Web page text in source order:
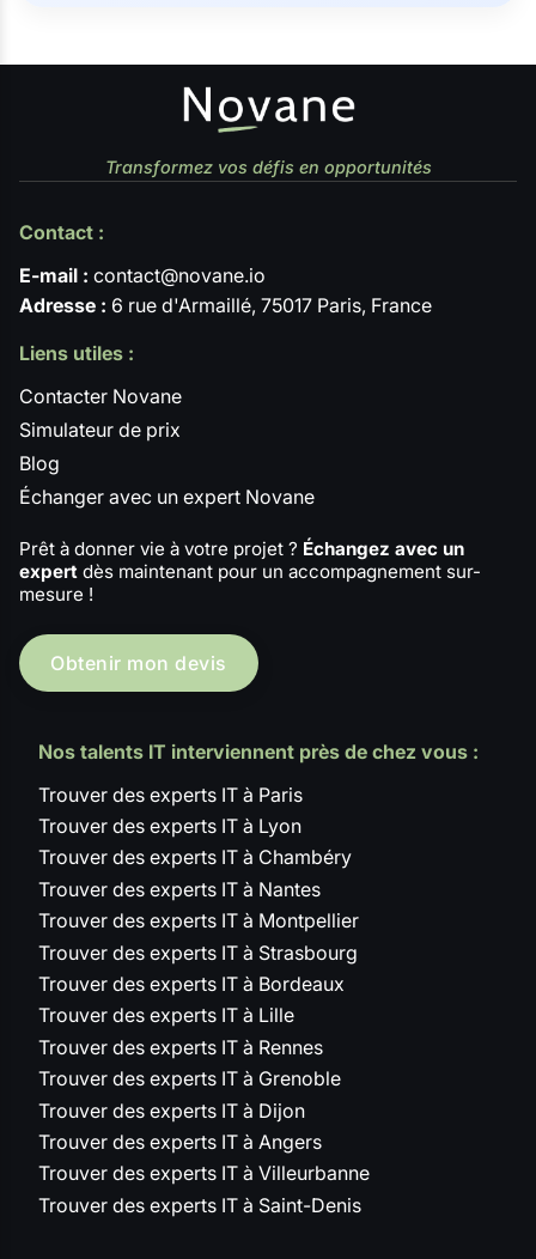
Transformez vos défis en opportunités
Contact :
E-mail : contact@novane.io
Adresse : 6 rue d'Armaillé, 75017 Paris, France
Liens utiles :
Contacter Novane
Simulateur de prix
Blog
Échanger avec un expert Novane
Prêt à donner vie à votre projet ? Échangez avec un
expert dès maintenant pour un accompagnement sur-
mesure !
Obtenir mon devis
Nos talents IT interviennent près de chez vous :
Trouver des experts IT à Paris
Trouver des experts IT à Lyon
Trouver des experts IT à Chambéry
Trouver des experts IT à Nantes
Trouver des experts IT à Montpellier
Trouver des experts IT à Strasbourg
Trouver des experts IT à Bordeaux
Trouver des experts IT à Lille
Trouver des experts IT à Rennes
Trouver des experts IT à Grenoble
Trouver des experts IT à Dijon
Trouver des experts IT à Angers
Trouver des experts IT à Villeurbanne
Trouver des experts IT à Saint-Denis